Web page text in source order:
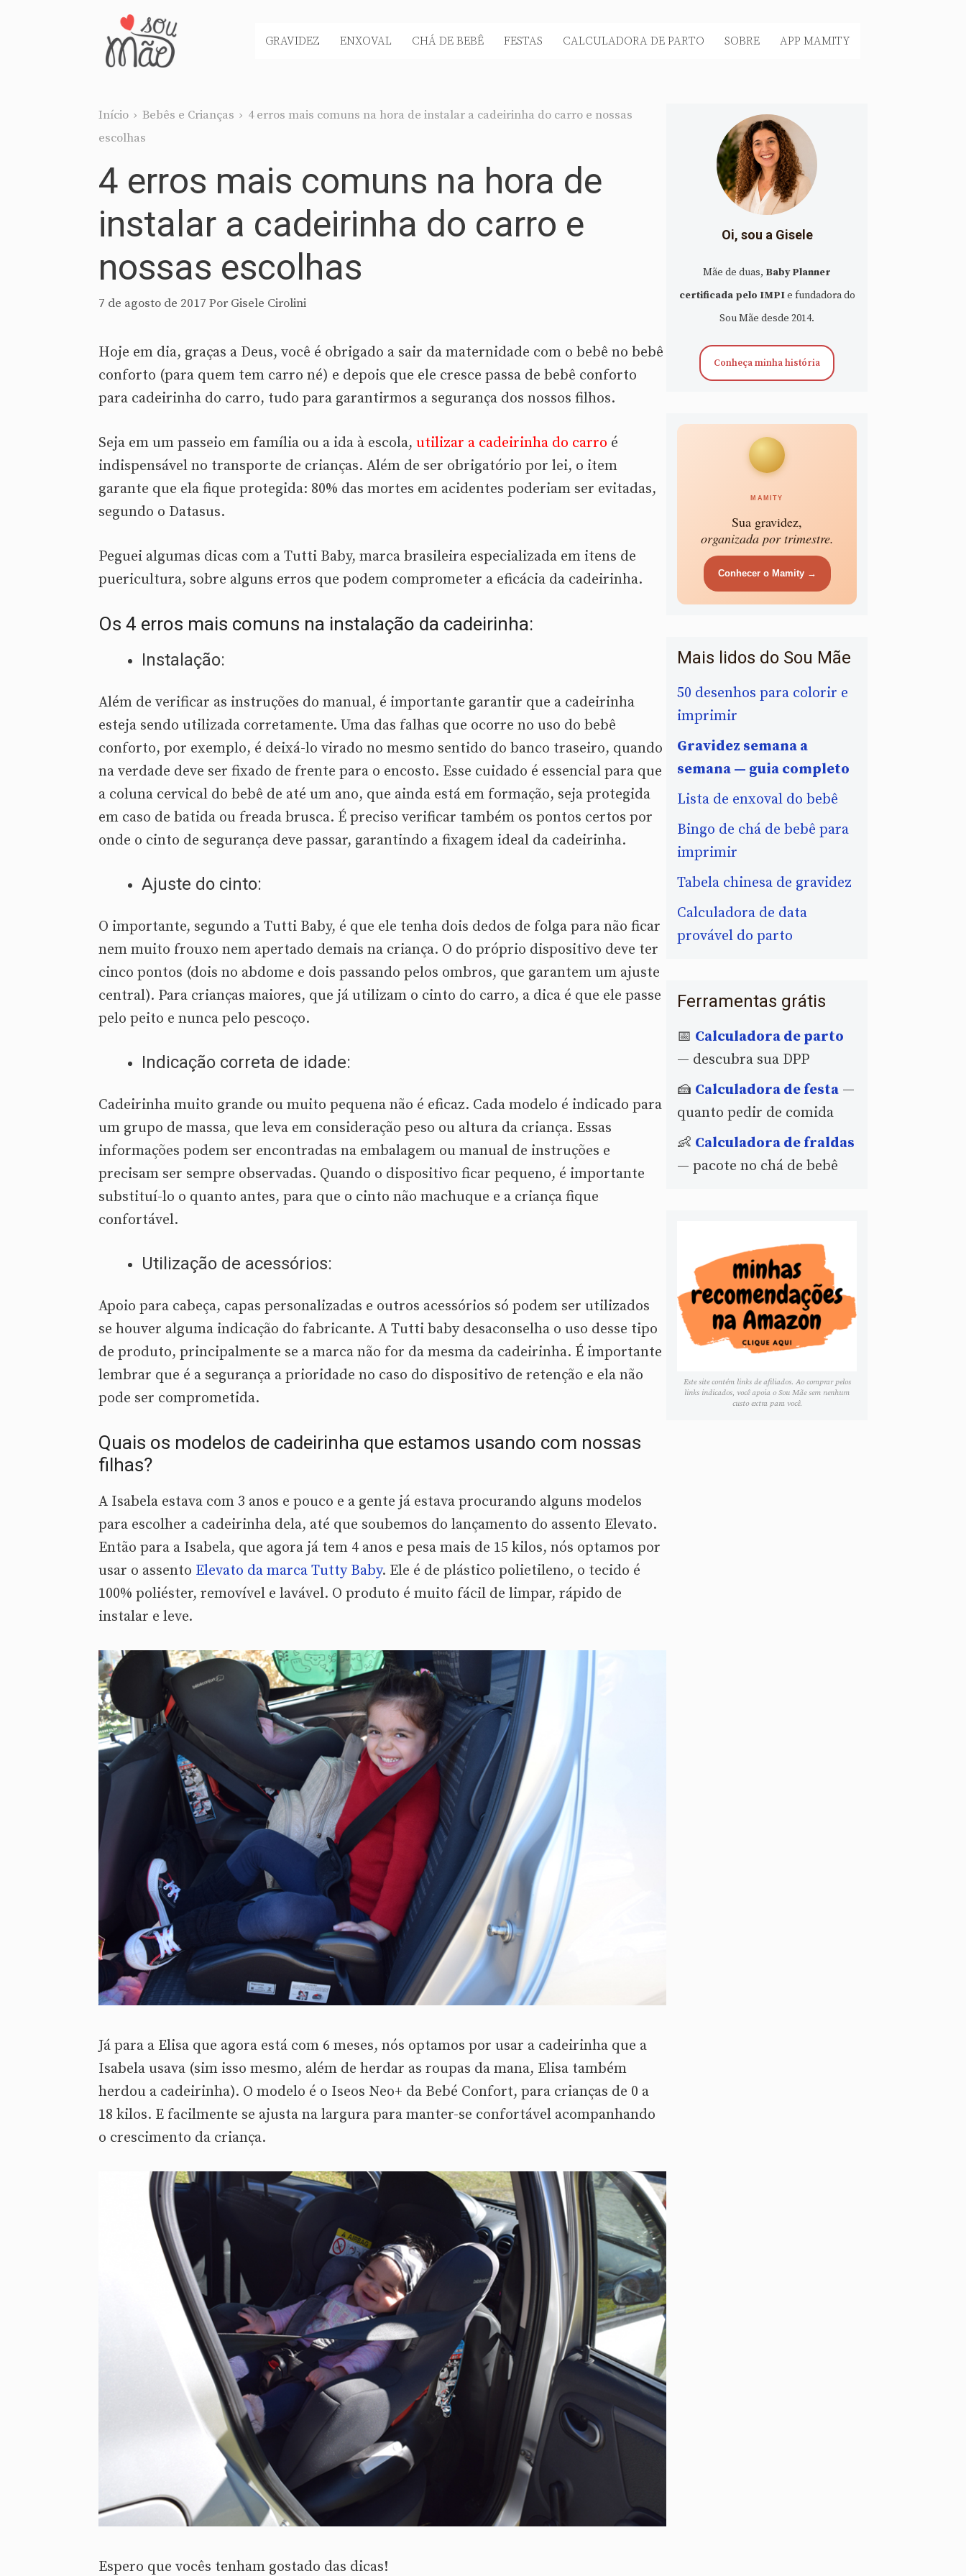
GRAVIDEZ ENXOVAL CHÁ DE BEBÊ FESTAS CALCULADORA DE PARTO SOBRE APP MAMITY
Início › Bebês e Crianças › 4 erros mais comuns na hora de instalar a cadeirinha do carro e nossas
escolhas
4 erros mais comuns na hora de
instalar a cadeirinha do carro e
nossas escolhas
7 de agosto de 2017 Por Gisele Cirolini
Hoje em dia, graças a Deus, você é obrigado a sair da maternidade com o bebê no bebê
conforto (para quem tem carro né) e depois que ele cresce passa de bebê conforto
para cadeirinha do carro, tudo para garantirmos a segurança dos nossos filhos.
Seja em um passeio em família ou a ida à escola, utilizar a cadeirinha do carro é
indispensável no transporte de crianças. Além de ser obrigatório por lei, o item
garante que ela fique protegida: 80% das mortes em acidentes poderiam ser evitadas,
segundo o Datasus.
Peguei algumas dicas com a Tutti Baby, marca brasileira especializada em itens de
puericultura, sobre alguns erros que podem comprometer a eficácia da cadeirinha.
Os 4 erros mais comuns na instalação da cadeirinha:
Instalação:
Além de verificar as instruções do manual, é importante garantir que a cadeirinha
esteja sendo utilizada corretamente. Uma das falhas que ocorre no uso do bebê
conforto, por exemplo, é deixá-lo virado no mesmo sentido do banco traseiro, quando
na verdade deve ser fixado de frente para o encosto. Esse cuidado é essencial para que
a coluna cervical do bebê de até um ano, que ainda está em formação, seja protegida
em caso de batida ou freada brusca. É preciso verificar também os pontos certos por
onde o cinto de segurança deve passar, garantindo a fixagem ideal da cadeirinha.
Ajuste do cinto:
O importante, segundo a Tutti Baby, é que ele tenha dois dedos de folga para não ficar
nem muito frouxo nem apertado demais na criança. O do próprio dispositivo deve ter
cinco pontos (dois no abdome e dois passando pelos ombros, que garantem um ajuste
central). Para crianças maiores, que já utilizam o cinto do carro, a dica é que ele passe
pelo peito e nunca pelo pescoço.
Indicação correta de idade:
Cadeirinha muito grande ou muito pequena não é eficaz. Cada modelo é indicado para
um grupo de massa, que leva em consideração peso ou altura da criança. Essas
informações podem ser encontradas na embalagem ou manual de instruções e
precisam ser sempre observadas. Quando o dispositivo ficar pequeno, é importante
substituí-lo o quanto antes, para que o cinto não machuque e a criança fique
confortável.
Utilização de acessórios:
Apoio para cabeça, capas personalizadas e outros acessórios só podem ser utilizados
se houver alguma indicação do fabricante. A Tutti baby desaconselha o uso desse tipo
de produto, principalmente se a marca não for da mesma da cadeirinha. É importante
lembrar que é a segurança a prioridade no caso do dispositivo de retenção e ela não
pode ser comprometida.
Quais os modelos de cadeirinha que estamos usando com nossas
filhas?
A Isabela estava com 3 anos e pouco e a gente já estava procurando alguns modelos
para escolher a cadeirinha dela, até que soubemos do lançamento do assento Elevato.
Então para a Isabela, que agora já tem 4 anos e pesa mais de 15 kilos, nós optamos por
usar o assento Elevato da marca Tutty Baby. Ele é de plástico polietileno, o tecido é
100% poliéster, removível e lavável. O produto é muito fácil de limpar, rápido de
instalar e leve.
Já para a Elisa que agora está com 6 meses, nós optamos por usar a cadeirinha que a
Isabela usava (sim isso mesmo, além de herdar as roupas da mana, Elisa também
herdou a cadeirinha). O modelo é o Iseos Neo+ da Bebé Confort, para crianças de 0 a
18 kilos. E facilmente se ajusta na largura para manter-se confortável acompanhando
o crescimento da criança.
Espero que vocês tenham gostado das dicas!
Oi, sou a Gisele
Mãe de duas, Baby Planner
certificada pelo IMPIe fundadora do
Sou Mãe desde 2014.
Conheça minha história
MAMITY
Sua gravidez,
organizada por trimestre.
Conhecer o Mamity →
Mais lidos do Sou Mãe
50 desenhos para colorir e
imprimir
Gravidez semana a
semana — guia completo
Lista de enxoval do bebê
Bingo de chá de bebê para
imprimir
Tabela chinesa de gravidez
Calculadora de data
provável do parto
Ferramentas grátis
📅 Calculadora de parto
— descubra sua DPP
🍰 Calculadora de festa —
quanto pedir de comida
👶 Calculadora de fraldas
— pacote no chá de bebê
Este site contém links de afiliados. Ao comprar pelos
links indicados, você apoia o Sou Mãe sem nenhum
custo extra para você.